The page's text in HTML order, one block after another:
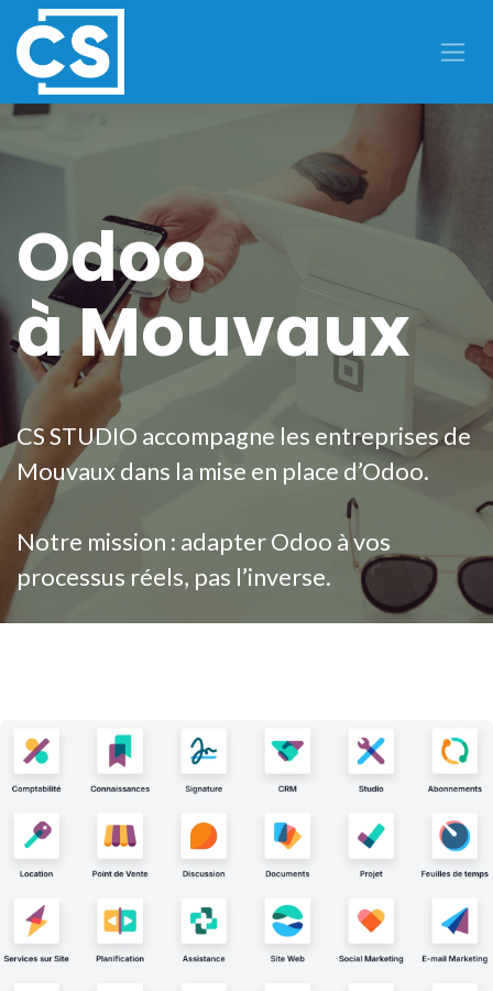
Se rendre au contenu
Odoo
à Mouvaux
CS STUDIO accompagne les entreprises de
Mouvaux dans la mise en place d’Odoo.
Notre mission : adapter Odoo à vos
processus réels, pas l’inverse.